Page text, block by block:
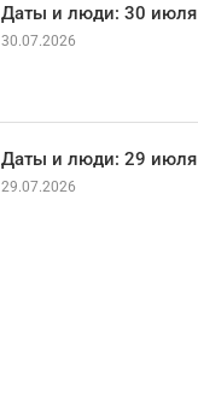
Даты и люди: 30 июля
30.07.2026
Даты и люди: 29 июля
29.07.2026